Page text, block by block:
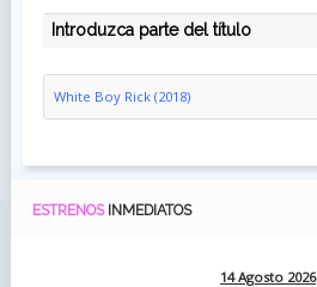
INTRODUZCA PARTE DEL TÍTULO
White Boy Rick (2018)
ESTRENOS INMEDIATOS
14 Agosto 2026